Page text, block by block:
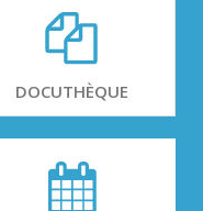
DOCUTHÈQUE